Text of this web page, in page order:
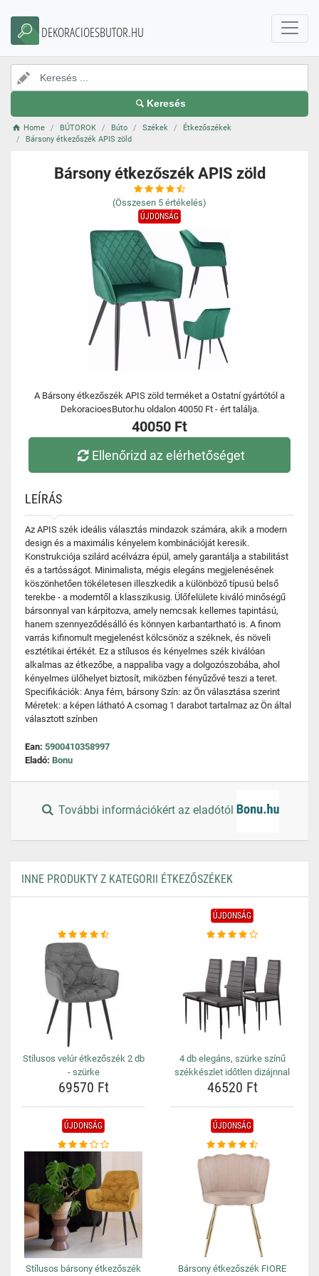
DEKORACIOESBUTOR.HU
Keresés
Home BÚTOROK Búto Székek
Étkezőszékek
Bársony étkezőszék APIS zöld
Bársony étkezőszék APIS zöld
(Összesen 5 értékelés)
ÚJDONSÁG
A Bársony étkezőszék APIS zöld terméket a Ostatní gyártótól a
DekoracioesButor.hu oldalon 40050 Ft - ért találja.
40050 Ft
Ellenőrizd az elérhetőséget
LEÍRÁS
Az APIS szék ideális választás mindazok számára, akik a modern
design és a maximális kényelem kombinációját keresik.
Konstrukciója szilárd acélvázra épül, amely garantálja a stabilitást
és a tartósságot. Minimalista, mégis elegáns megjelenésének
köszönhetően tökéletesen illeszkedik a különböző típusú belső
terekbe - a moderntől a klasszikusig. Ülőfelülete kiváló minőségű
bársonnyal van kárpitozva, amely nemcsak kellemes tapintású,
hanem szennyeződésálló és könnyen karbantartható is. A finom
varrás kifinomult megjelenést kölcsönöz a széknek, és növeli
esztétikai értékét. Ez a stílusos és kényelmes szék kiválóan
alkalmas az étkezőbe, a nappaliba vagy a dolgozószobába, ahol
kényelmes ülőhelyet biztosít, miközben fényűzővé teszi a teret.
Specifikációk: Anya fém, bársony Szín: az Ön választása szerint
Méretek: a képen látható A csomag 1 darabot tartalmaz az Ön által
választott színben
Ean: 5900410358997
Eladó: Bonu
További információkért az eladótól
INNE PRODUKTY Z KATEGORII ÉTKEZŐSZÉKEK
Stílusos velúr étkezőszék 2 db
- szürke
69570 Ft
ÚJDONSÁG
4 db elegáns, szürke színű
székkészlet időtlen dizájnnal
46520 Ft
ÚJDONSÁG
Stílusos bársony étkezőszék
ÚJDONSÁG
Bársony étkezőszék FIORE